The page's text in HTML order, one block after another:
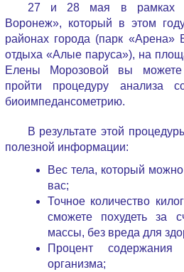
27 и 28 мая в рамках
Воронеж», который в этом
районах города (парк
отдыха «Алые паруса»), на
Елены Морозовой вы можете
пройти процедуру анализа
биоимпедансометрию.
В результате этой
полезной информации:
Вес тела, который
вас;
Точное количество
сможете похудеть за
массы, без вреда для
Процент
организма;